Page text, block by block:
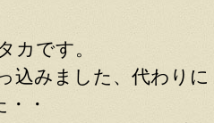
カです。
込みました、代わり
・